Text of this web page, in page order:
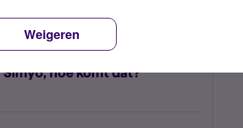
Weigeren
hoe komt dat?